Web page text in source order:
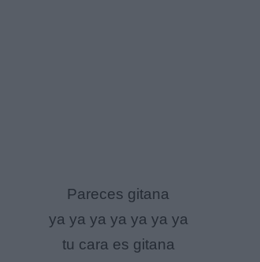
Pareces gitana
ya ya ya ya ya ya ya
tu cara es gitana